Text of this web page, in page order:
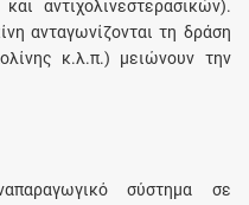
αντιχολινεστερασικών).
ανταγωνίζονται τη δράση
κ.λ.π.) μειώνουν την
σύστημα σε